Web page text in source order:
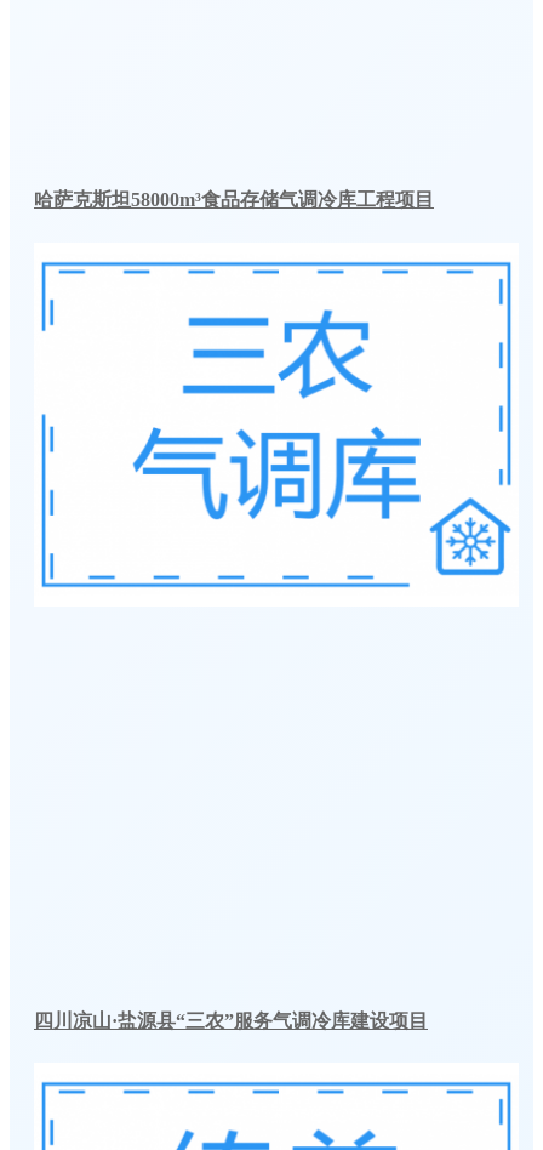
哈萨克斯坦58000m³食品存储气调冷库工程项目
四川凉山·盐源县“三农”服务气调冷库建设项目